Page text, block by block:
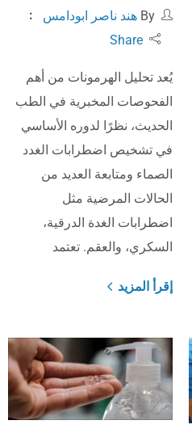
هند ناصر ابودامس
Share
يُعد تحليل الهرمونات من أهم
الفحوصات المخبرية في الطب
الحديث، نظرًا لدوره الأساسي
في تشخيص اضطرابات الغدد
الصماء ومتابعة العديد من
الحالات المرضية مثل
اضطرابات الغدة الدرقية،
السكري، والعقم. تعتمد
إقرأ المزيد